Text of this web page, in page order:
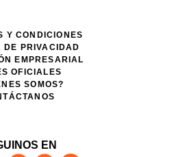
Y CONDICIONES
DE PRIVACIDAD
EMPRESARIAL
OFICIALES
SOMOS?
EN